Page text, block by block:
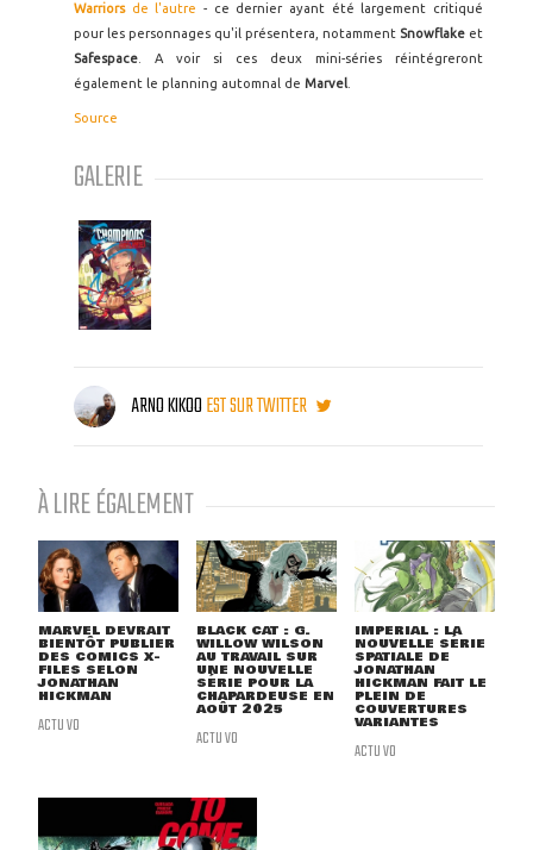
Warriors de l'autre - ce dernier ayant été largement critiqué
pour les personnages qu'il présentera, notamment Snowflake et
Safespace . A voir si ces deux mini-séries réintégreront
également le planning automnal de Marvel
Source
GALERIE
ARNO KIKOOEST SUR TWITTER
À LIRE ÉGALEMENT
MARVEL DEVRAIT
BIENTÔT PUBLIER
DES COMICS X-
FILES SELON
JONATHAN
HICKMAN
ACTU VO
BLACK CAT : G.
WILLOW WILSON
AU TRAVAIL SUR
UNE NOUVELLE
SÉRIE POUR LA
CHAPARDEUSE EN
AOÛT 2025
ACTU VO
IMPERIAL : LA
NOUVELLE SÉRIE
SPATIALE DE
JONATHAN
HICKMAN FAIT LE
PLEIN DE
COUVERTURES
VARIANTES
ACTU VO